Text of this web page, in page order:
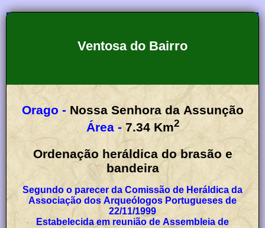
Ventosa do Bairro
Orago - Nossa Senhora da Assunção
Área - 7.34 Km2
Ordenação heráldica do brasão e
bandeira
Segundo o parecer da Comissão de Heráldica da
Associação dos Arqueólogos Portugueses de
22/11/1999
Estabelecida em reunião de Assembleia de